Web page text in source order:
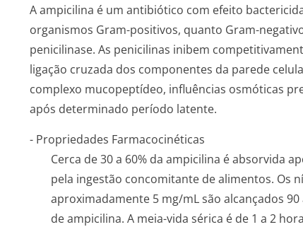
A ampicilina é um antibiótico com efeito
organismos Gram-positivos, quanto Gram-
penicilinase. As penicilinas inibem
ligação cruzada dos componentes da parede
complexo mucopeptídeo, influências osmóticas
após determinado período latente.
- Propriedades Farmacocinéticas
Cerca de 30 a 60% da ampicilina é absorvida
pela ingestão concomitante de alimentos. Os
aproximadamente 5 mg/mL são alcançados
de ampicilina. A meia-vida sérica é de 1 a 2